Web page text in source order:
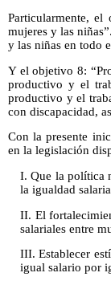
Particularmente, el
mujeres y las
y las niñas en todo
Y el objetivo 8:
productivo y el
productivo y el
con discapacidad,
Con la presente
en la legislación
I. Que la política
la igualdad
II. El
salariales entre
III. Establecer
igual salario por